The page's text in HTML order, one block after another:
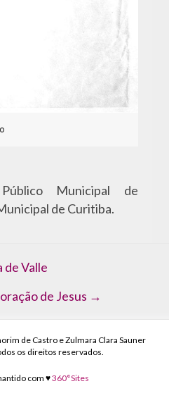
Municipal de
de Curitiba.
de Valle
de Jesus →
de Castro e Zulmara Clara Sauner
os direitos reservados.
com ♥360°Sites